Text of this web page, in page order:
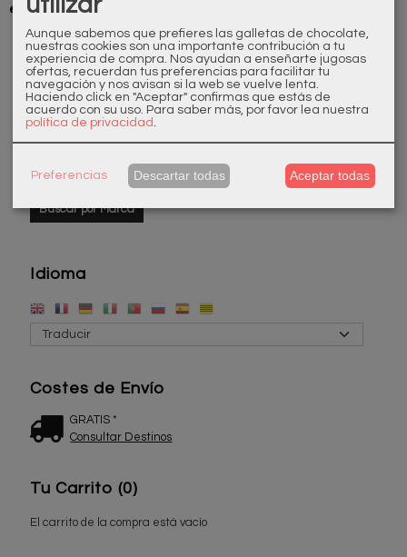
Marcas
Idioma
Costes de Envío
GRATIS *
Consultar Destinos
Tu Carrito (0)
El carrito de la compra está vacío
empotrada
Aunque sabemos que prefieres las galletas de chocolate,
nuestras cookies son una importante contribución a tu
experiencia de compra. Nos ayudan a enseñarte jugosas
ofertas, recuerdan tus preferencias para facilitar tu
navegación y nos avisan si la web se vuelve lenta.
Haciendo click en "Aceptar" confirmas que estás de
acuerdo con su uso. Para saber más, por favor lea nuestra
política de privacidad
Preferencias Descartar todas Aceptar todas